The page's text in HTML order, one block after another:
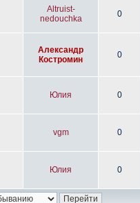
Altruist-
nedouchka
0
Александр
Костромин
0
Юлия 0
vgm 0
Юлия 0